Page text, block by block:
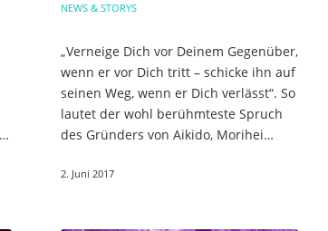
NEWS & STORYS
„Verneige Dich vor Deinem Gegenüber,
wenn er vor Dich tritt – schicke ihn auf
seinen Weg, wenn er Dich verlässt“. So
lautet der wohl berühmteste Spruch
des Gründers von Aikido, Morihei
darum,…
2. Juni 2017